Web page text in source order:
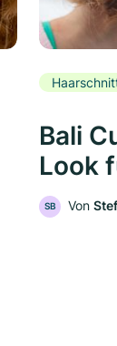
Bali
Look
SB Von